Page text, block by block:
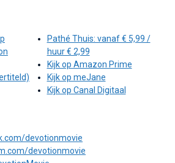
Pathé Thuis: vanaf € 5,99 /
huur € 2,99
Kijk op Amazon Prime
Kijk op meJane
Kijk op Canal Digitaal
devotionmovie
devotionmovie